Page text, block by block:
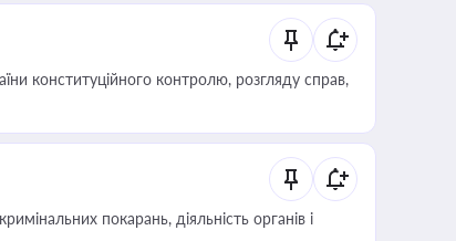
конституційного контролю, розгляду справ,
покарань, діяльність органів і